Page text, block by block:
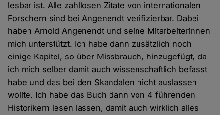
lesbar ist. Alle zahllosen Zitate von internationalen
Forschern sind bei Angenendt verifizierbar. Dabei
haben Arnold Angenendt und seine Mitarbeiterinnen
mich unterstützt. Ich habe dann zusätzlich noch
einige Kapitel, so über Missbrauch, hinzugefügt, da
ich mich selber damit auch wissenschaftlich befasst
habe und das bei den Skandalen nicht auslassen
wollte. Ich habe das Buch dann von 4 führenden
Historikern lesen lassen, damit auch wirklich alles